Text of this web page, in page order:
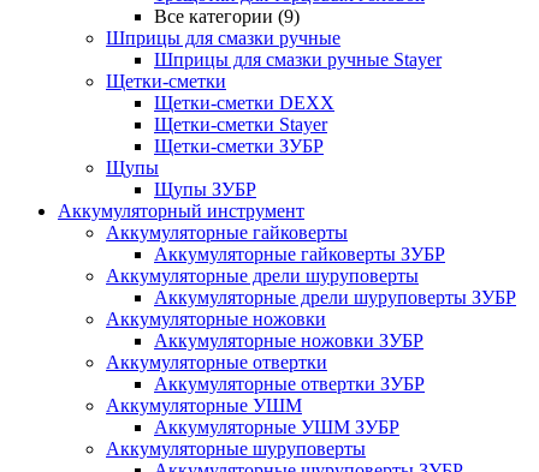
Все категории (9)
Шприцы для смазки ручные
Шприцы для смазки ручные Stayer
Щетки-сметки
Щетки-сметки DEXX
Щетки-сметки Stayer
Щетки-сметки ЗУБР
Щупы
Щупы ЗУБР
Аккумуляторный инструмент
Аккумуляторные гайковерты
Аккумуляторные гайковерты ЗУБР
Аккумуляторные дрели шуруповерты
Аккумуляторные дрели шуруповерты ЗУБР
Аккумуляторные ножовки
Аккумуляторные ножовки ЗУБР
Аккумуляторные отвертки
Аккумуляторные отвертки ЗУБР
Аккумуляторные УШМ
Аккумуляторные УШМ ЗУБР
Аккумуляторные шуруповерты